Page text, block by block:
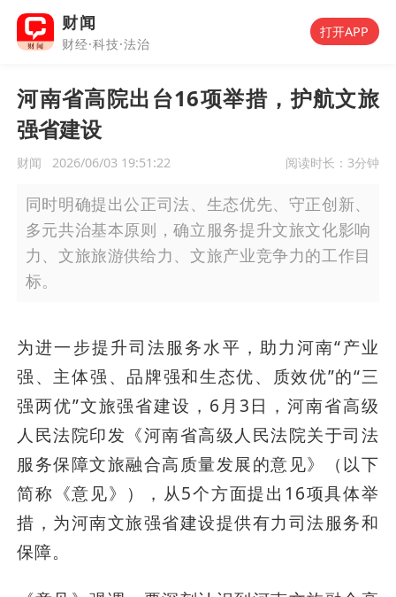
财闻
财经·科技·法治
打开APP
河南省高院出台16项举措，护航文旅
强省建设
财闻 2026/06/03 19:51:22 阅读时长： 3分钟
同时明确提出公正司法、生态优先、守正创新、
多元共治基本原则，确立服务提升文旅文化影响
力、文旅旅游供给力、文旅产业竞争力的工作目
标。
为进一步提升司法服务水平，助力河南“产业
强、主体强、品牌强和生态优、质效优”的“三
强两优”文旅强省建设，6月3日，河南省高级
人民法院印发《河南省高级人民法院关于司法
服务保障文旅融合高质量发展的意见》（以下
简称《意见》），从5个方面提出16项具体举
措，为河南文旅强省建设提供有力司法服务和
保障。